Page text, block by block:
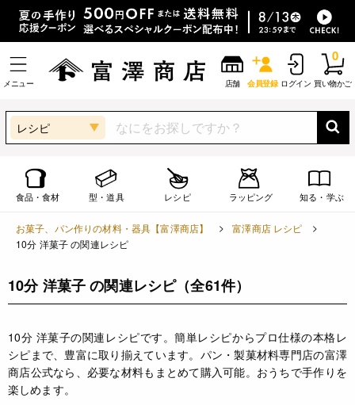
メニュー 店舗 会員登録 ログイン 買い物かご
0
レシピ
食品・食材 型・道具 レシピ ラッピング 知る・学ぶ
お菓子、パン作りの材料・器具【富澤商店】
富澤商店 レシピ
10分 洋菓子 の関連レシピ
10分 洋菓子 の関連レシピ（全61件）
10分 洋菓子の関連レシピです。簡単レシピからプロ仕様の本格レ
シピまで、豊富に取り揃えています。パン・製菓材料専門店の富澤
商店公式なら、必要な材料もまとめて購入可能。おうちで手作りを
楽しめます。